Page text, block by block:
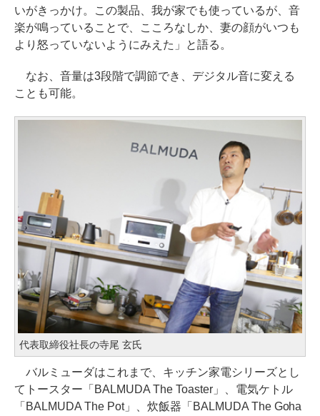
いがきっかけ。この製品、我が家でも使っているが、音
楽が鳴っていることで、こころなしか、妻の顔がいつも
より怒っていないようにみえた」と語る。
なお、音量は3段階で調節でき、デジタル音に変える
ことも可能。
代表取締役社長の寺尾 玄氏
バルミューダはこれまで、キッチン家電シリーズとし
てトースター「BALMUDA The Toaster」、電気ケトル
「BALMUDA The Pot」、炊飯器「BALMUDA The Goha